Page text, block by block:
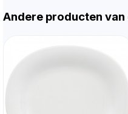
Andere producten